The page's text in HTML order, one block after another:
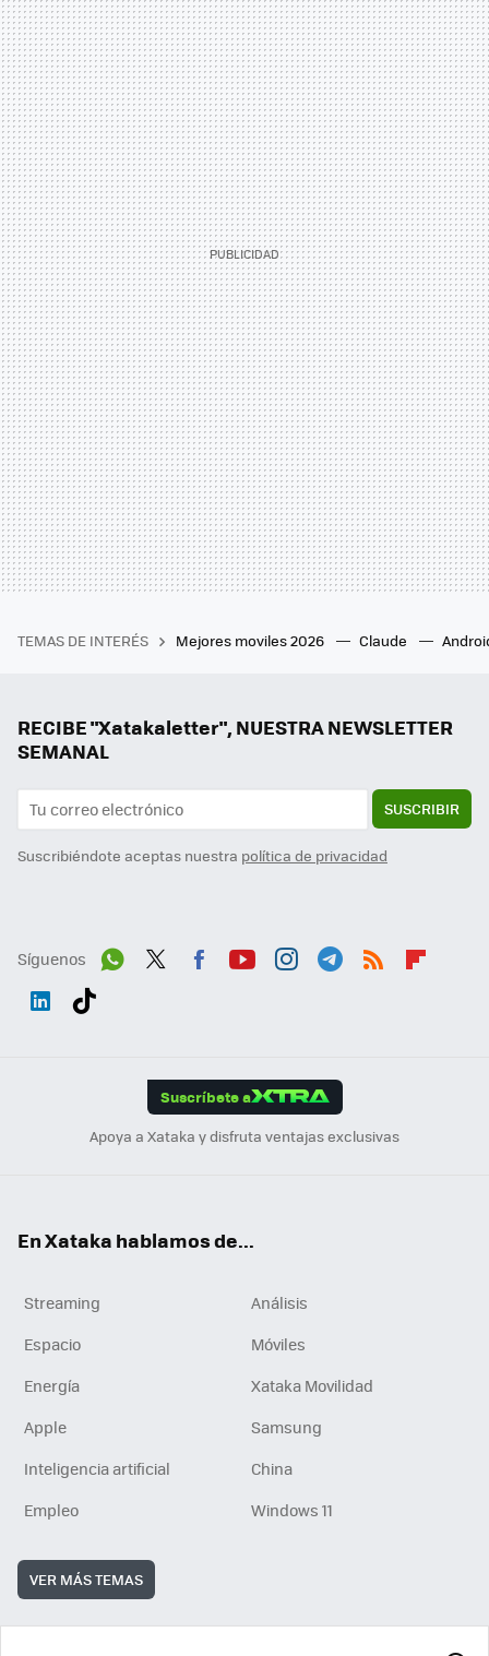
TEMAS DE INTERÉS Mejores moviles 2026 Claude
RECIBE "Xatakaletter", NUESTRA NEWSLETTER
SEMANAL
SUSCRIBIR
Suscribiéndote aceptas nuestra política de privacidad
Síguenos
Suscríbete a
Apoya a Xataka y disfruta ventajas exclusivas
En Xataka hablamos de...
Streaming
Análisis
Espacio
Móviles
Energía
Xataka Movilidad
Apple
Samsung
Inteligencia artificial
China
Empleo
Windows 11
VER MÁS TEMAS